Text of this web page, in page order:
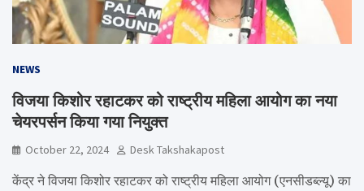
NEWS
विजया किशोर रहाटकर को राष्ट्रीय महिला आयोग का नया
चेयरपर्सन किया गया नियुक्त
October 22, 2024 Desk Takshakapost
केंद्र ने विजया किशोर रहाटकर को राष्ट्रीय महिला आयोग (एनसीडब्ल्यू) का